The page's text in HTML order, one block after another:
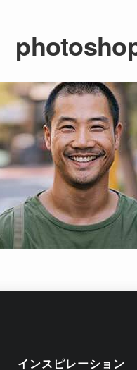
インスピレーション